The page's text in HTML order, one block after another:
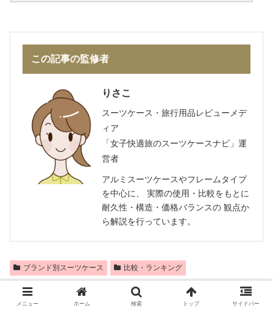
この記事の監修者
りさこ
スーツケース・旅行用品レビューメデ
ィア
「女子快適旅のスーツケースナビ」運
営者
アルミスーツケースやフレームタイプ
を中心に、 実際の使用・比較をもとに
耐久性・構造・価格バランスの 観点か
ら解説を行っています。
ブランド別スーツケース 比較・ランキング
シェアする
メニュー ホーム 検索 トップ サイドバー